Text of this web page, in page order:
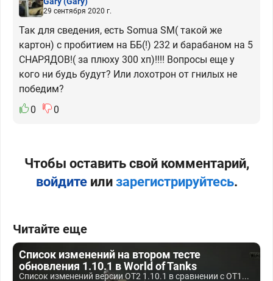
29 сентября 2020 г.
Так для сведения, есть Somua SM( такой же
картон) с пробитием на ББ(!) 232 и барабаном на 5
СНАРЯДОВ!( за плюху 300 хп)!!!! Вопросы еще у
кого ни будь будут? Или лохотрон от гнилых не
победим?
0
0
Чтобы оставить свой комментарий,
войдитеили зарегистрируйтесь.
Читайте еще
Список изменений на втором тесте
обновления 1.10.1 в World of Tanks
Список изменений версии ОТ2 1.10.1 в сравнении с ОТ1...